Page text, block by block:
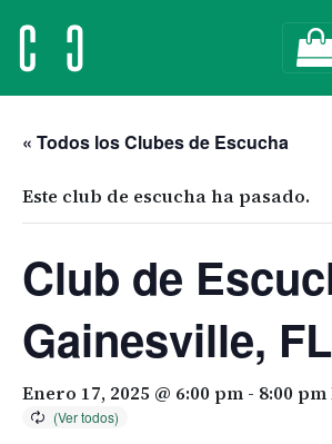
MAIN NAVIGATION
« Todos los Clubes de Escucha
Este club de escucha ha pasado.
Club de
Gainesville, FL
Enero 17, 2025 @ 6:00 pm - 8:00 pm